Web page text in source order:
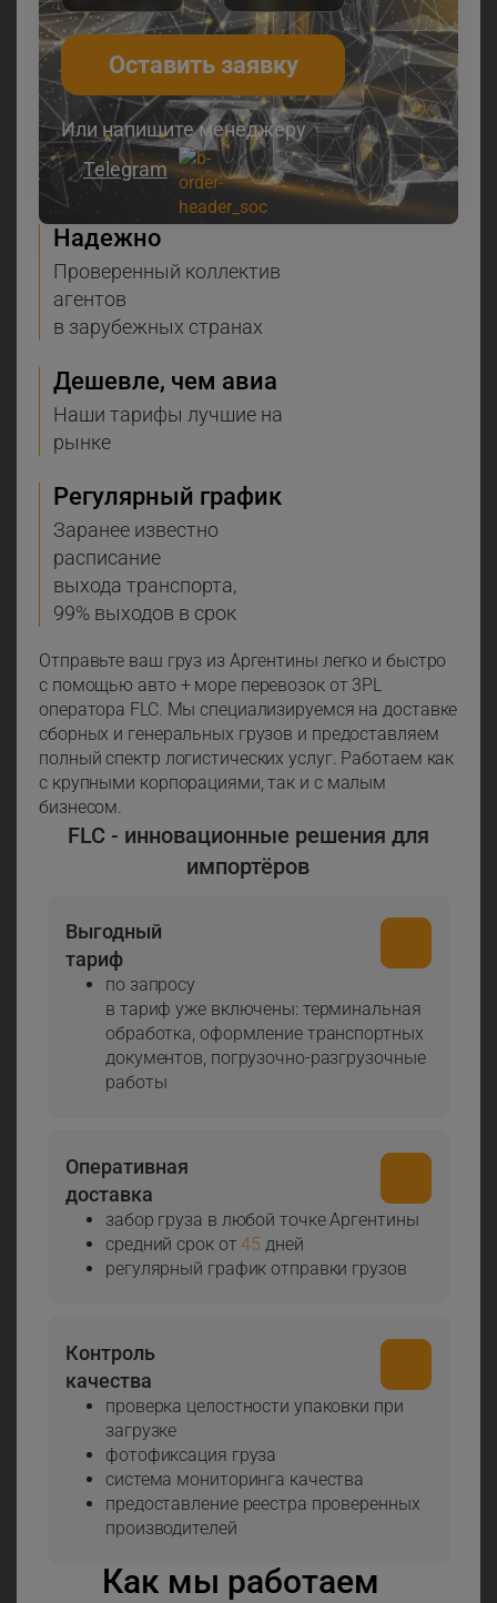
Оставить заявку
Или напишите менеджеру
Telegram
Надежно
Проверенный коллектив
агентов
в зарубежных странах
Дешевле, чем авиа
Наши тарифы лучшие на
рынке
Регулярный график
Заранее известно
расписание
выхода транспорта,
99% выходов в срок
Отправьте ваш груз из Аргентины легко и быстро
с помощью авто + море перевозок от 3PL
оператора FLC. Мы специализируемся на доставке
сборных и генеральных грузов и предоставляем
полный спектр логистических услуг. Работаем как
с крупными корпорациями, так и с малым
бизнесом.
FLC - инновационные решения для
импортёров
Выгодный
тариф
по запросу
в тариф уже включены: терминальная
обработка, оформление транспортных
документов, погрузочно-разгрузочные
работы
Оперативная
доставка
забор груза в любой точке Аргентины
средний срок от45 дней
регулярный график отправки грузов
Контроль
качества
проверка целостности упаковки при
загрузке
фотофиксация груза
система мониторинга качества
предоставление реестра проверенных
производителей
Как мы работаем